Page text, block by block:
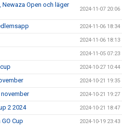
Open och läger
2024-11-07 20:06
2024-11-06 18:34
2024-11-06 18:13
2024-11-05 07:23
2024-10-27 10:44
2024-10-21 19:35
2024-10-21 19:27
2 2024 2024-10-21 18:47
Cup 2024-10-19 23:43